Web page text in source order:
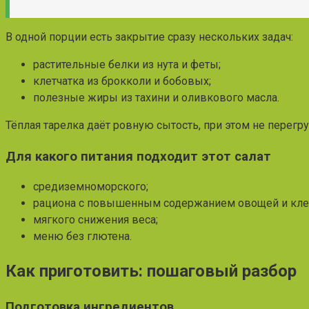
В одной порции есть закрытие сразу нескольких задач:
растительные белки из нута и феты;
клетчатка из брокколи и бобовых;
полезные жиры из тахини и оливкового масла.
Тёплая тарелка даёт ровную сытость, при этом не
Для какого питания подходит этот салат
средиземноморского;
рациона с повышенным содержанием овощей и
мягкого снижения веса;
меню без глютена.
Как приготовить: пошаговый разбор